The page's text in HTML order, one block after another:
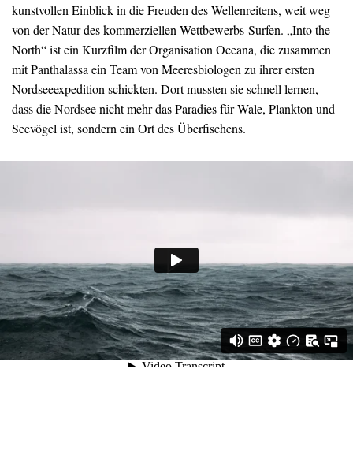
kunstvollen Einblick in die Freuden des Wellenreitens, weit weg
von der Natur des kommerziellen Wettbewerbs-Surfen. „Into the
North“ ist ein Kurzfilm der Organisation Oceana, die zusammen
mit Panthalassa ein Team von Meeresbiologen zu ihrer ersten
Nordseeexpedition schickten. Dort mussten sie schnell lernen,
dass die Nordsee nicht mehr das Paradies für Wale, Plankton und
Seevögel ist, sondern ein Ort des Überfischens.